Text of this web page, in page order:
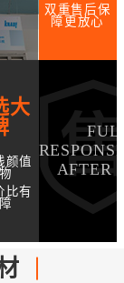
双重售后保
障更放心
大
颜值
比有
AFTER